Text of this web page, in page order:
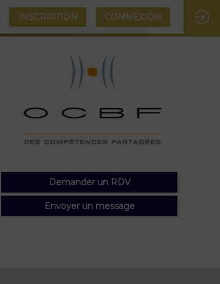
INSCRIPTION CONNEXION
Demander un RDV
Envoyer un message